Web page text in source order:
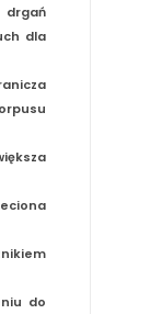
dla
do